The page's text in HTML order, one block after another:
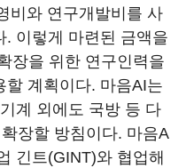
비와 연구개발비를 사
. 이렇게 마련된 금액을
장을 위한 연구인력을
할 계획이다. 마음AI는
계 외에도 국방 등 다
장할 방침이다. 마음A
긴트(GINT)와 협업해